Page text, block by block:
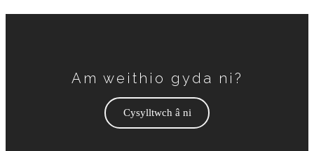
Am weithio gyda ni?
Cysylltwch â ni